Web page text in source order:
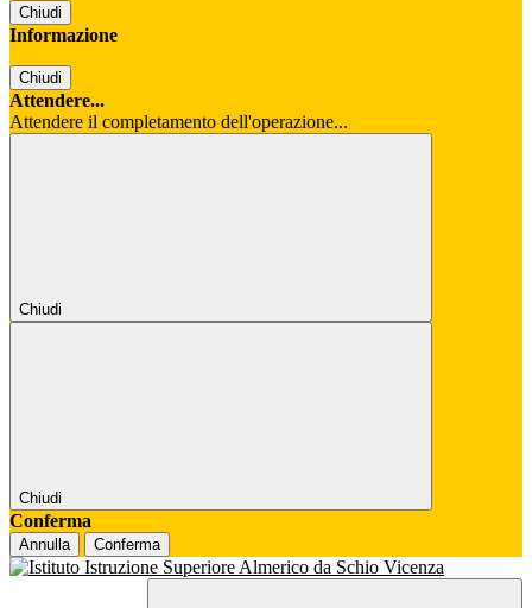
Chiudi
Informazione
Chiudi
Attendere...
Attendere il completamento dell'operazione...
Chiudi
Chiudi
Conferma
Annulla Conferma